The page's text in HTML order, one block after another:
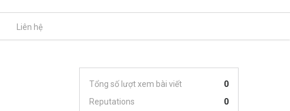
Liên hệ
Tổng số lượt xem bài viết
0
Reputations
0